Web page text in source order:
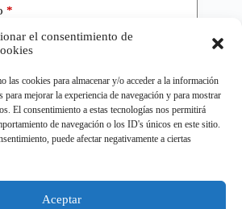
el consentimiento de
las cookies para almacenar y/o acceder a la información
mejorar la experiencia de navegación y para mostrar
El consentimiento a estas tecnologías nos permitirá
de navegación o los ID's únicos en este sitio.
puede afectar negativamente a ciertas
Aceptar
*